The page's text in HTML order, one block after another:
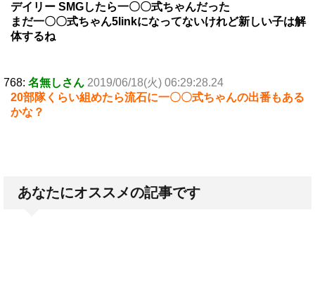
デイリー SMGしたら一〇〇式ちゃんだった
まだ一〇〇式ちゃん5linkになってないけれど新しい子は解
体するね
768: 名無しさん 2019/06/18(火) 06:29:28.24
20部隊くらい組めたら流石に一〇〇式ちゃんの出番もある
かな？
あなたにオススメの記事です